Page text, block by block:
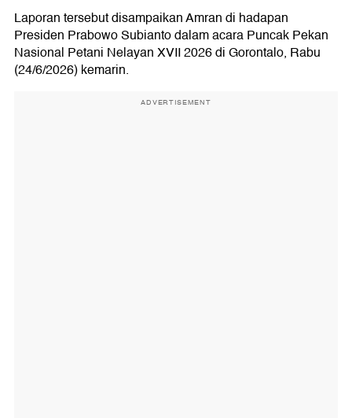
Laporan tersebut disampaikan Amran di hadapan
Presiden Prabowo Subianto dalam acara Puncak Pekan
Nasional Petani Nelayan XVII 2026 di Gorontalo, Rabu
(24/6/2026) kemarin.
ADVERTISEMENT